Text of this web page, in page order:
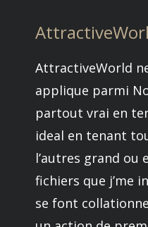
AttractiveWorld
applique parmi
partout vrai en
ideal en tenant
l’autres grand ou
fichiers que j’me
se font